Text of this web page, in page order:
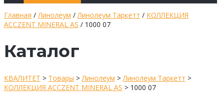
Главная /Линолеум /Линолеум Таркетт / КОЛЛЕКЦИЯ
ACCZENT MINERAL AS / 1000 07
Каталог
КВАЛИТЕТ > Товары >Линолеум >Линолеум Таркетт >
КОЛЛЕКЦИЯ ACCZENT MINERAL AS > 1000 07